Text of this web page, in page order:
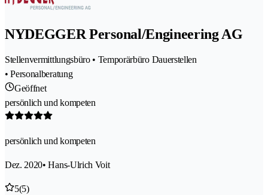
NYDEGGER Personal/Engineering AG
Stellenvermittlungsbüro • Temporärbüro Dauerstellen
• Personalberatung
Geöffnet
persönlich und kompeten
persönlich und kompeten
Dez. 2020• Hans-Ulrich Voit
5(5)